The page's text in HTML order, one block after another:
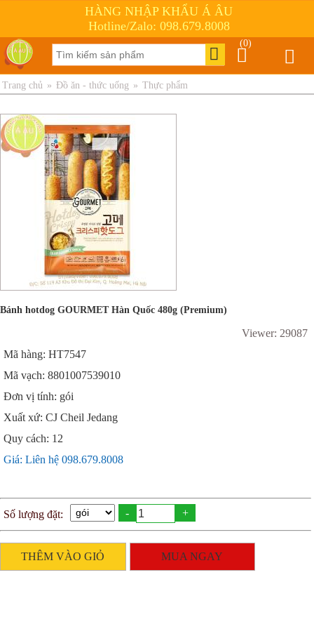
HÀNG NHẬP KHẨU Á ÂU
Hotline/Zalo: 098.679.8008
(0)
Trang chủ » Đồ ăn - thức uống » Thực phẩm
Bánh hotdog GOURMET Hàn Quốc 480g (Premium)
Viewer: 29087
Mã hàng: HT7547
Mã vạch: 8801007539010
Đơn vị tính: gói
Xuất xứ: CJ Cheil Jedang
Quy cách: 12
Giá: Liên hệ 098.679.8008
Số lượng đặt: - +
THÊM VÀO GIỎ MUA NGAY